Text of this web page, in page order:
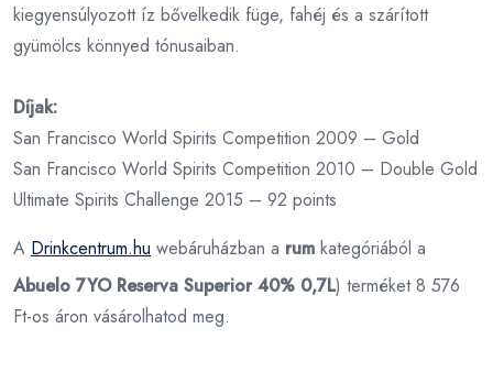
kiegyensúlyozott íz bővelkedik füge, fahéj és a szárított
gyümölcs könnyed tónusaiban.
Díjak:
San Francisco World Spirits Competition 2009 – Gold
San Francisco World Spirits Competition 2010 – Double Gold
Ultimate Spirits Challenge 2015 – 92 points
A Drinkcentrum.hu webáruházban a rum kategóriából a
Abuelo 7YO Reserva Superior 40% 0,7L) terméket 8 576
Ft-os áron vásárolhatod meg.